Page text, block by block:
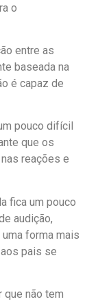
o
entre as
baseada na
é capaz de
pouco difícil
que os
reações e
fica um pouco
audição,
forma mais
pais se
que não tem